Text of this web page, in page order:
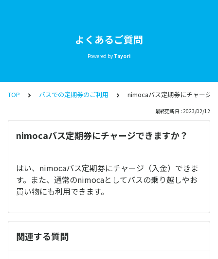
よくあるご質問
Powered by Tayori
TOP バスでの定期券のご利用 nimocaバス定期券にチャージ
最終更新日 : 2023/02/12
nimocaバス定期券にチャージできますか？
はい、nimocaバス定期券にチャージ（入金）できま
す。また、通常のnimocaとしてバスの乗り越しやお
買い物にも利用できます。
関連する質問